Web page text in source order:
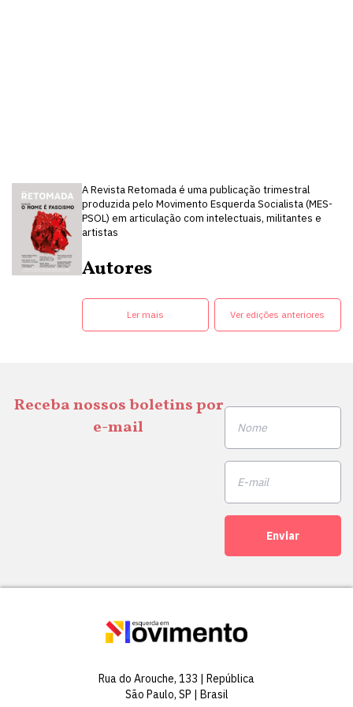
A Revista Retomada é uma publicação trimestral
produzida pelo Movimento Esquerda Socialista (MES-
PSOL) em articulação com intelectuais, militantes e
artistas
Autores
Ler mais Ver edições anteriores
Receba nossos boletins por
e-mail
Enviar
Rua do Arouche, 133 | República
São Paulo, SP | Brasil